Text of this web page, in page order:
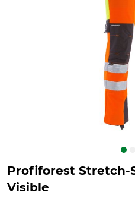
Profiforest Stretch-
Visible